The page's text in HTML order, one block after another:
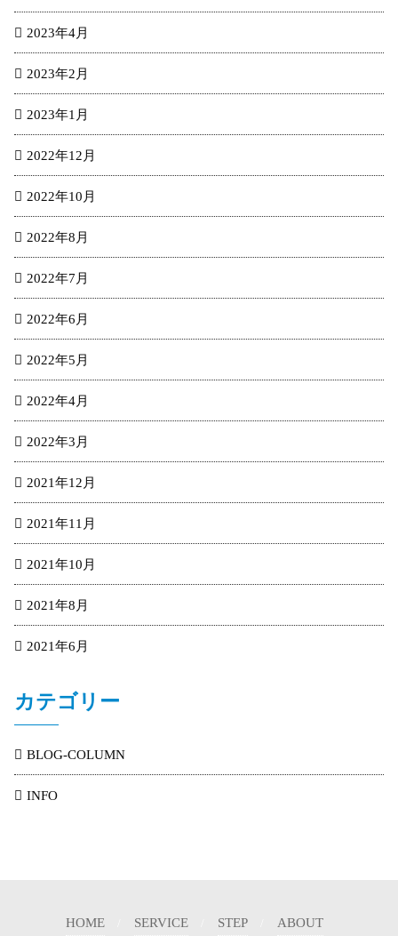
2023年4月
2023年2月
2023年1月
2022年12月
2022年10月
2022年8月
2022年7月
2022年6月
2022年5月
2022年4月
2022年3月
2021年12月
2021年11月
2021年10月
2021年8月
2021年6月
カテゴリー
BLOG-COLUMN
INFO
HOME SERVICE STEP ABOUT